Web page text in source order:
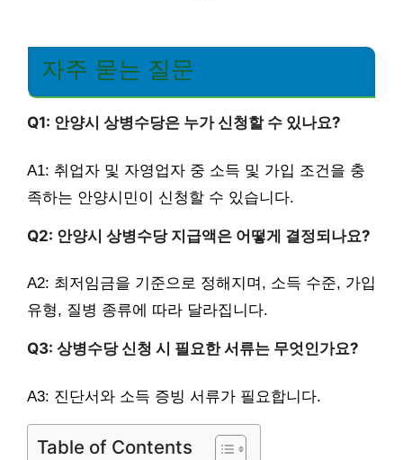
자주 묻는 질문
Q1: 안양시 상병수당은 누가 신청할 수 있나요?
A1: 취업자 및 자영업자 중 소득 및 가입 조건을 충
족하는 안양시민이 신청할 수 있습니다.
Q2: 안양시 상병수당 지급액은 어떻게 결정되나요?
A2: 최저임금을 기준으로 정해지며, 소득 수준, 가입
유형, 질병 종류에 따라 달라집니다.
Q3: 상병수당 신청 시 필요한 서류는 무엇인가요?
A3: 진단서와 소득 증빙 서류가 필요합니다.
Table of Contents